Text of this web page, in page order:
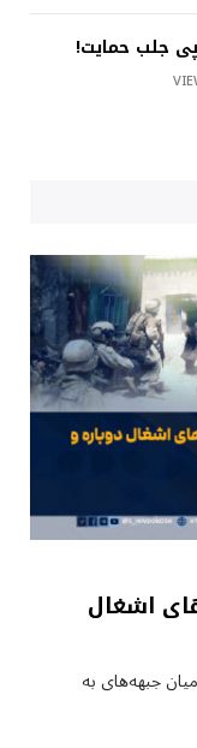
جلب حمایت!
اشغال
جبهه‌های به